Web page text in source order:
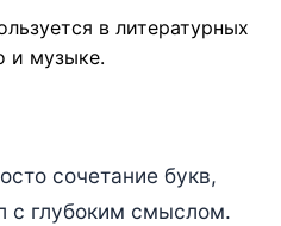
в литературных
и музыке.
сочетание букв,
с глубоким смыслом.